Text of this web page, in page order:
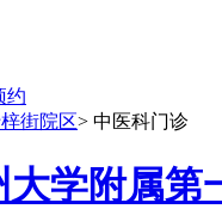
约
街院区> 中医科门诊
大学附属第